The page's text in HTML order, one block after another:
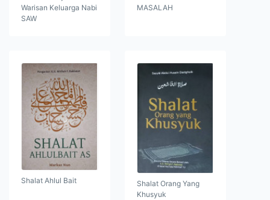
Warisan Keluarga Nabi
SAW
MASALAH
Shalat Ahlul Bait
Shalat Orang Yang
Khusyuk